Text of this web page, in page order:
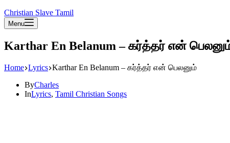
Christian Slave Tamil
Menu
Karthar En Belanum – கர்த்தர் என்
Home Lyrics Karthar En Belanum – கர்த்தர் என் பெலனும்
ByCharles
InLyrics, Tamil Christian Songs